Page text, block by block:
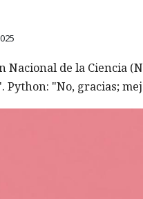
Nacional de la Ciencia
Python: "No, gracias;